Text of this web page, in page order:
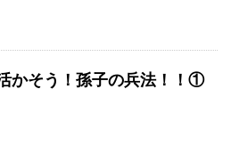
かそう！孫子の兵法！！①